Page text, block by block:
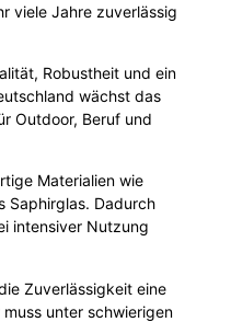
viele Jahre zuverlässig
Robustheit und ein
wächst das
Outdoor, Beruf und
Materialien wie
Saphirglas. Dadurch
intensiver Nutzung
Zuverlässigkeit eine
unter schwierigen